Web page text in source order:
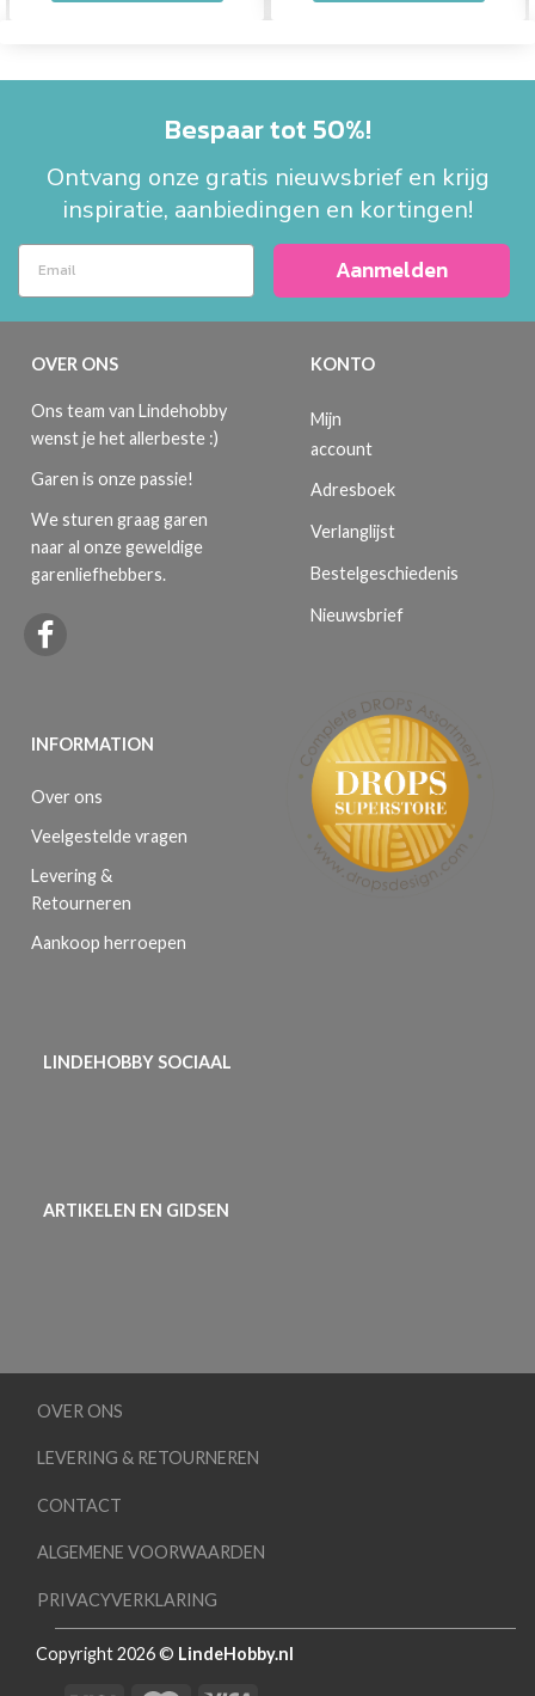
Bespaar tot 50%!
Ontvang onze gratis nieuwsbrief en krijg
inspiratie, aanbiedingen en kortingen!
Aanmelden
OVER ONS
Ons team van Lindehobby
wenst je het allerbeste :)
Garen is onze passie!
We sturen graag garen
naar al onze geweldige
garenliefhebbers.
INFORMATION
Over ons
Veelgestelde vragen
Levering &
Retourneren
Aankoop herroepen
KONTO
Mijn
account
Adresboek
Verlanglijst
Bestelgeschiedenis
Nieuwsbrief
LINDEHOBBY SOCIAAL
ARTIKELEN EN GIDSEN
OVER ONS
LEVERING & RETOURNEREN
CONTACT
ALGEMENE VOORWAARDEN
PRIVACYVERKLARING
Copyright 2026 © LindeHobby.nl